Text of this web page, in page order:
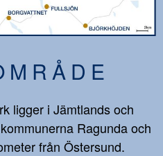
ligger i Jämtlands och
Ragunda och
från Östersund.